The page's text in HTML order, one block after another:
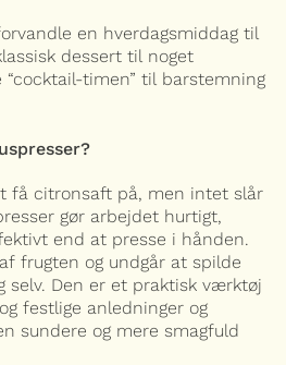
en hverdagsmiddag til
dessert til noget
timen” til barstemning
få citronsaft på, men intet slår
gør arbejdet hurtigt,
end at presse i hånden.
frugten og undgår at spilde
selv. Den er et praktisk værktøj
festlige anledninger og
sundere og mere smagfuld